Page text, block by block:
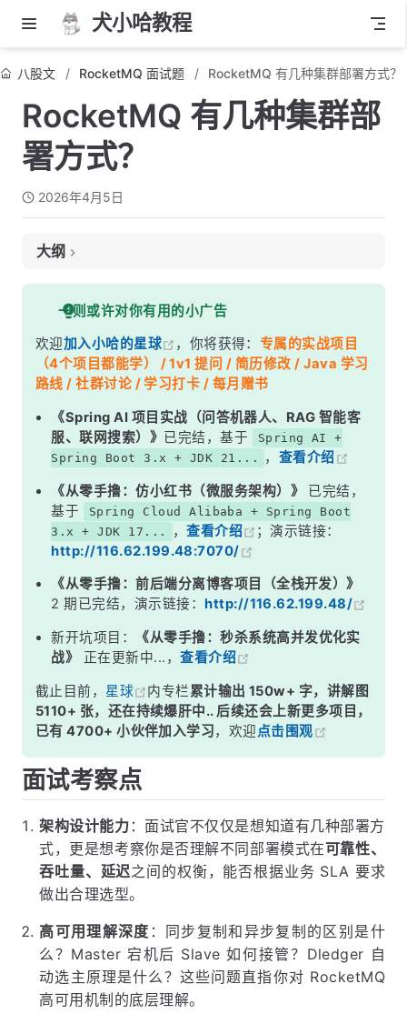
犬小哈教程
八股文 RocketMQ 面试题 RocketMQ 有几种集群部署方式？
RocketMQ 有几种集群部
署方式？
2026年4月5日
大纲
面试考察点
核心答案
深度解析
一、模式一：单 Master
二、模式二：多 Master
三、模式三：多 Master 多 Slave——异步复制
五、模式五：Dledger / Controller 自动故障切换
六、五种模式全面对比
面试高频追问
常见面试变体
记忆口诀
总结
一则或许对你有用的小广告
欢迎加入小哈的星球 ，你将获得： 专属的实战项目
（4个项目都能学） / 1v1 提问 / 简历修改 / Java 学习
路线 / 社群讨论 / 学习打卡 / 每月赠书
《Spring AI 项目实战（问答机器人、RAG 智能客
服、联网搜索）》 已完结，基于
Spring AI +
Spring Boot 3.x + JDK 21...
， 查看介绍
《从零手撸：仿小红书（微服务架构）》
已完结，
基于
Spring Cloud Alibaba + Spring Boot
3.x + JDK 17...
，查看介绍
；演示链接：
http://116.62.199.48:7070/
《从零手撸：前后端分离博客项目（全栈开发）》
2 期已完结，演示链接： http://116.62.199.48/
新开坑项目：
《从零手撸：秒杀系统高并发优化实
战》
正在更新中...，查看介绍
截止目前， 星球 内专栏累计输出 150w+ 字，讲解图
5110+ 张，还在持续爆肝中.. 后续还会上新更多项目，
已有 4700+ 小伙伴加入学习，欢迎点击围观
面试考察点
架构设计能力 ：面试官不仅仅是想知道有几种部署方
式，更是想考察你是否理解不同部署模式在可靠性、
吞吐量、延迟之间的权衡，能否根据业务 SLA 要求
做出合理选型。
高可用理解深度 ：同步复制和异步复制的区别是什
么？Master 宕机后 Slave 如何接管？Dledger 自
动选主原理是什么？这些问题直指你对 RocketMQ
高可用机制的底层理解。